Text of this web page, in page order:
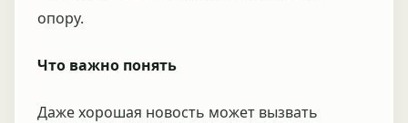
опору.
Что важно понять
Даже хорошая новость может вызвать